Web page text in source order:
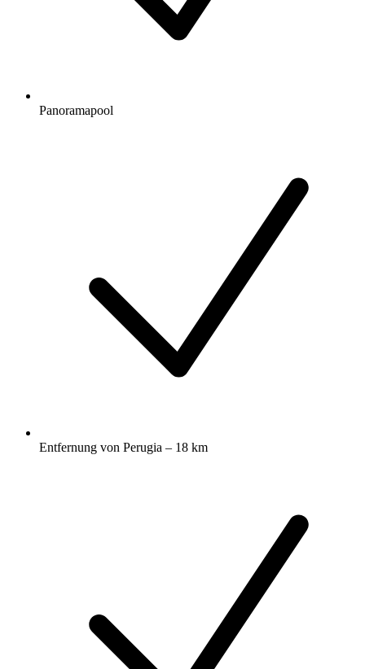
Panoramapool
Entfernung von Perugia – 18 km